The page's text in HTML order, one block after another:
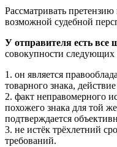
Рассматривать
возможной судебной
У отправителя есть все
совокупности следующих
1. он является
товарного знака,
2. факт неправомерного
похожего знака для той
подтверждается
3. не истёк трёхлетний
требований.